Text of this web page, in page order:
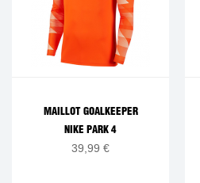
MAILLOT GOALKEEPER
NIKE PARK 4
39,99 €